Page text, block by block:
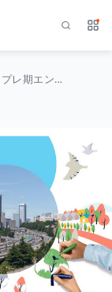
サ
【28卒向け】プレ期エントリー（事務系・技術系）